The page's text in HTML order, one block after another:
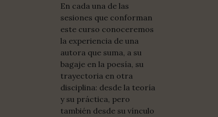
En cada una de las
sesiones que conforman
este curso conoceremos
la experiencia de una
autora que suma, a su
bagaje en la poesía, su
trayectoria en otra
disciplina: desde la teoría
y su práctica, pero
también desde su vínculo